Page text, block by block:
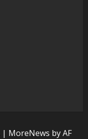
| MoreNews by AF